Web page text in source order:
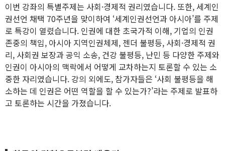
이번 강좌의 특별주제는 사회·경제적 권리였습니다. 또한, 세계인
권선언 채택 70주년을 맞이하여 ‘세계인권선언과 아시아’를 주제
로 특강이 열렸습니다. 인권에 대한 초국가적 이해, 기업의 인권
존중의 책임, 아시아 지역인권체제, 젠더 불평등, 사회·경제적 권
리, 사회권 보장과 공익 소송, 건강 불평등, 난민 등 다양한 주제와
인권이 아시아의 맥락에서 어떻게 교차하는지 토론할 수 있는 소
중한 자리였습니다. 강의 외에도, 참가자들은 ‘사회 불평등을 해
소하는 데 인권은 어떤 역할을 할 수 있는가?’라는 주제로 발표하
고 토론하는 시간을 가졌습니다.